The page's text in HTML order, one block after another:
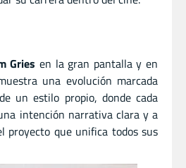
Gries en la gran pantalla y en
una evolución marcada
un estilo propio, donde cada
intención narrativa clara y a
proyecto que unifica todos sus